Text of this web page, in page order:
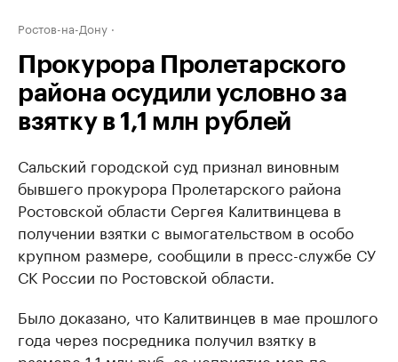
Ростов-на-Дону
Прокурора Пролетарского
района осудили условно за
взятку в 1,1 млн рублей
Сальский городской суд признал виновным
бывшего прокурора Пролетарского района
Ростовской области Сергея Калитвинцева в
получении взятки с вымогательством в особо
крупном размере, сообщили в пресс-службе СУ
СК России по Ростовской области.
Было доказано, что Калитвинцев в мае прошлого
года через посредника получил взятку в